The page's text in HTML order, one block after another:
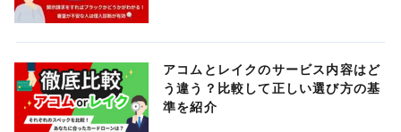
アコムとレイクのサービス内容はど
う違う？比較して正しい選び方の基
準を紹介